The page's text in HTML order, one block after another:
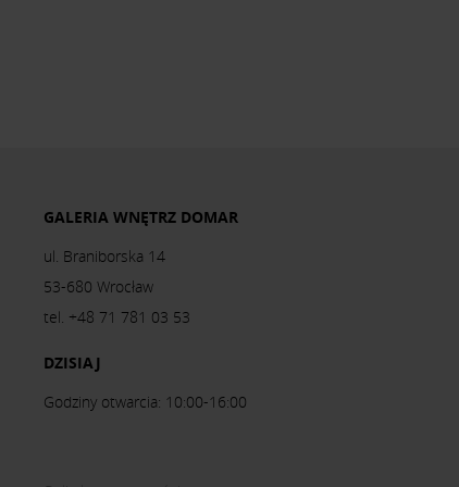
GALERIA WNĘTRZ DOMAR
ul. Braniborska 14
53-680 Wrocław
tel. +48 71 781 03 53
DZISIAJ
Godziny otwarcia: 10:00-16:00